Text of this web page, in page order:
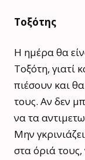
Τοξότης
Η ημέρα θα
Τοξότη, γιατί
πιέσουν και
τους. Αν δεν
να τα
Μην
στα όριά τους,